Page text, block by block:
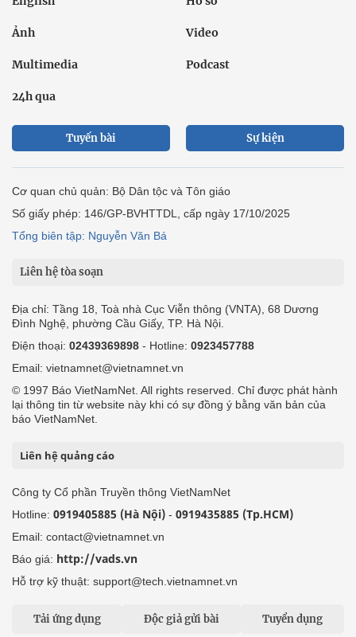
Ảnh Video
Multimedia Podcast
24h qua
Tuyến bài Sự kiện
Cơ quan chủ quản: Bộ Dân tộc và Tôn giáo
Số giấy phép: 146/GP-BVHTTDL, cấp ngày 17/10/2025
Tổng biên tập: Nguyễn Văn Bá
Liên hệ tòa soạn
Địa chỉ: Tầng 18, Toà nhà Cục Viễn thông (VNTA), 68 Dương
Đình Nghệ, phường Cầu Giấy, TP. Hà Nội.
Điện thoại: 02439369898 - Hotline: 0923457788
Email: vietnamnet@vietnamnet.vn
© 1997 Báo VietNamNet. All rights reserved. Chỉ được phát hành
lại thông tin từ website này khi có sự đồng ý bằng văn bản của
báo VietNamNet.
Liên hệ quảng cáo
Công ty Cổ phần Truyền thông VietNamNet
Hotline: 0919405885 (Hà Nội) - 0919435885 (Tp.HCM)
Email: contact@vietnamnet.vn
Báo giá: http://vads.vn
Hỗ trợ kỹ thuật: support@tech.vietnamnet.vn
Tải ứng dụng Độc giả gửi bài Tuyển dụng